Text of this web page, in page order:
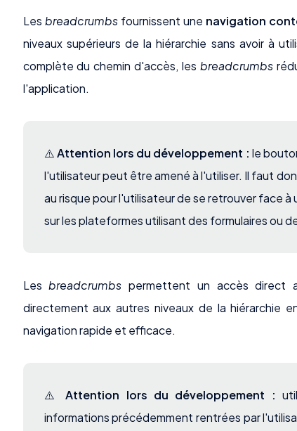
Les breadcrumbsfournissent une navigation
niveaux supérieurs de la hiérarchie sans avoir à
complète du chemin d'accès, lesbreadcrumbs
l'application.
⚠️Attention lors du développement : le
l'utilisateur peut être amené à l'utiliser. Il faut
au risque pour l'utilisateur de se retrouver face
sur les plateformes utilisant des formulaires ou
Lesbreadcrumbs permettent un accès direct
directement aux autres niveaux de la hiérarchie
navigation rapide et efficace.
⚠️Attention lors du développement :
informations précédemment rentrées par